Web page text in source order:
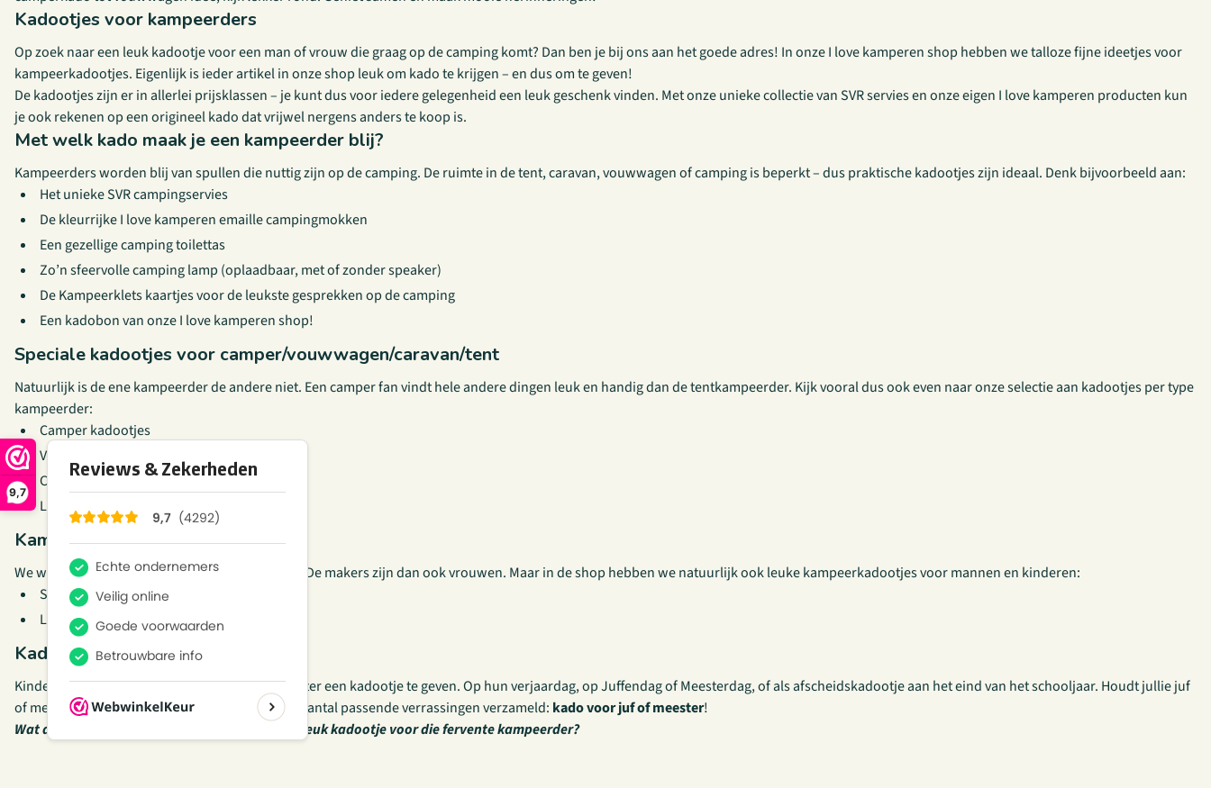
9,7
Kadootjes voor kampeerders
Op zoek naar een leuk kadootje voor een man of vrouw die graag op de camping komt? Dan ben je bij ons aan het goede adres! In onze I love kamperen shop hebben we talloze fijne ideetjes voor
kampeerkadootjes. Eigenlijk is ieder artikel in onze shop leuk om kado te krijgen – en dus om te geven!
De kadootjes zijn er in allerlei prijsklassen – je kunt dus voor iedere gelegenheid een leuk geschenk vinden. Met onze unieke collectie van SVR servies en onze eigen I love kamperen producten kun
je ook rekenen op een origineel kado dat vrijwel nergens anders te koop is.
Met welk kado maak je een kampeerder blij?
Kampeerders worden blij van spullen die nuttig zijn op de camping. De ruimte in de tent, caravan, vouwwagen of camping is beperkt – dus praktische kadootjes zijn ideaal. Denk bijvoorbeeld aan:
Het unieke SVR campingservies
De kleurrijke I love kamperen emaille campingmokken
Een gezellige camping toilettas
Zo’n sfeervolle camping lamp (oplaadbaar, met of zonder speaker)
De Kampeerklets kaartjes voor de leukste gesprekken op de camping
Een kadobon van onze I love kamperen shop!
Speciale kadootjes voor camper/vouwwagen/caravan/tent
Natuurlijk is de ene kampeerder de andere niet. Een camper fan vindt hele andere dingen leuk en handig dan de tentkampeerder. Kijk vooral dus ook even naar onze selectie aan kadootjes per type
kampeerder:
Camper kadootjes
Voor vouwwagen fans
Caravan kadootjes
Leuk voor tentkampeerders
Kampeerkado voor man of kind
We weten het, onze website is nogal vrouwelijk. De makers zijn dan ook vrouwen. Maar in de shop hebben we natuurlijk ook leuke kampeerkadootjes voor mannen en kinderen:
Speciaal voor mannen die graag kamperen
Leuk voor kinderen in kampeergezinnen
Kadootje voor juf of meester
Kinderen vinden het heerlijk om hun juf of meester een kadootje te geven. Op hun verjaardag, op Juffendag of Meesterdag, of als afscheidskadootje aan het eind van het schooljaar. Houdt jullie juf
of meester van kamperen? Dan hebben wij een aantal passende verrassingen verzameld: kado voor juf of meester!
Wat denk je, heb je genoeg inspiratie voor een leuk kadootje voor die fervente kampeerder?